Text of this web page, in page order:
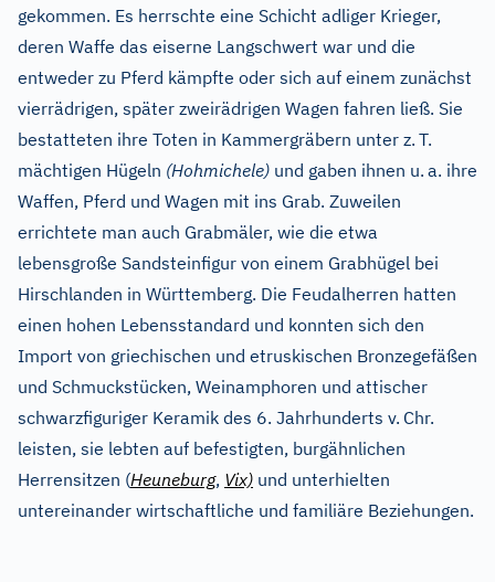
gekommen. Es herrschte eine Schicht adliger Krieger,
deren Waffe das eiserne Langschwert war und die
entweder zu Pferd kämpfte oder sich auf einem zunächst
vierrädrigen, später zweirädrigen Wagen fahren ließ. Sie
bestatteten ihre Toten in Kammergräbern unter z. T.
mächtigen Hügeln (Hohmichele) und gaben ihnen u. a. ihre
Waffen, Pferd und Wagen mit ins Grab. Zuweilen
errichtete man auch Grabmäler, wie die etwa
lebensgroße Sandsteinfigur von einem Grabhügel bei
Hirschlanden in Württemberg. Die Feudalherren hatten
einen hohen Lebensstandard und konnten sich den
Import von griechischen und etruskischen Bronzegefäßen
und Schmuckstücken, Weinamphoren und attischer
schwarzfiguriger Keramik des 6. Jahrhunderts v. Chr.
leisten, sie lebten auf befestigten, burgähnlichen
Herrensitzen (Heuneburg, Vix) und unterhielten
untereinander wirtschaftliche und familiäre Beziehungen.